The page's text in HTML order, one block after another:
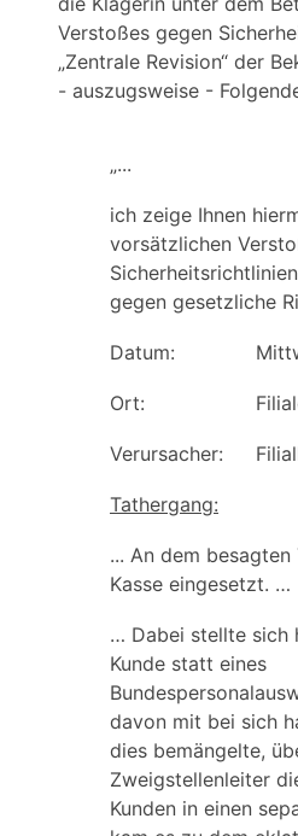
Verstoßes gegen
„Zentrale Revision“ der
- auszugsweise -
„...
ich zeige Ihnen
vorsätzlichen
gegen gesetzliche
Datum:
Ort:
Verursacher:
Tathergang:
... An dem
Kasse eingesetzt. …
… Dabei stellte sich
Kunde statt eines
davon mit bei sich
dies bemängelte,
Zweigstellenleiter
Kunden in einen